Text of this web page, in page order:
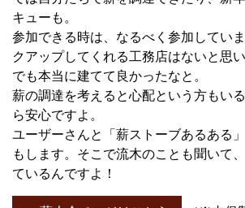
キューも。
参加できる時は、なるべく参加してい
クアップしてくれる工務店はないと思
でも本当に建てて良かったなと。
薪の調達を考えると心配という方もい
ら安心ですよ。
ユーザーさんと「薪ストーブあるある
もします。そこで流木のことも聞いて
ているんですよ！